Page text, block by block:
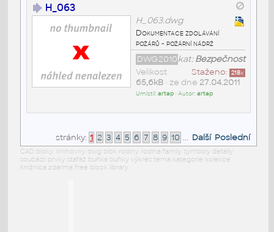
H_063
H_063.dwg
Dokumentace zdolávání
požárů - požární nádrž
kat:Bezpečnost
DWG2010
Staženo: 218x
Velikost
65,6kB• ze dne 27.04.2011
Umístil:artap• Autor:artap
stránky: 1 2 3 4 5 6 7 8 9 10 ... Další Poslední
CAD bloky: knihovny dwg blok rodiny rodina family symboly detaily
součásti prvky stafáž buňka buňky výkres téma kategorie kolekce
knižnica zdarma free block library